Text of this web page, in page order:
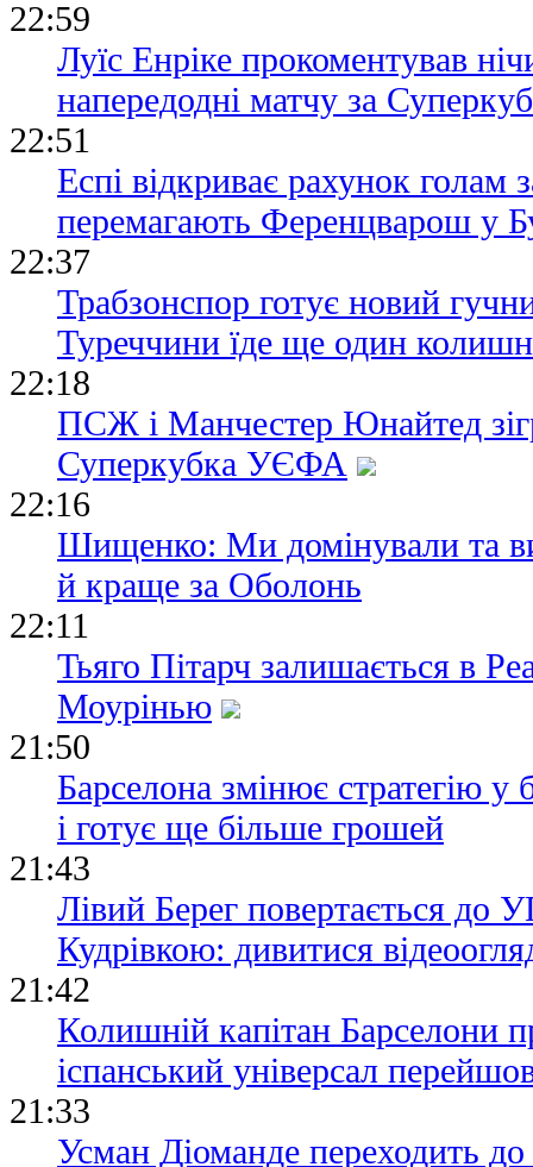
22:59
Луїс Енріке прокоментував
напередодні матчу за
22:51
Еспі відкриває рахунок голам
перемагають Ференцварош у
22:37
Трабзонспор готує новий
Туреччини їде ще один
22:18
ПСЖ і Манчестер Юнайтед
Суперкубка УЄФА
22:16
Шищенко: Ми домінували та
й краще за Оболонь
22:11
Тьяго Пітарч залишається в
Моурінью
21:50
Барселона змінює стратегію у
і готує ще більше грошей
21:43
Лівий Берег повертається до
Кудрівкою: дивитися
21:42
Колишній капітан Барселони
іспанський універсал
21:33
Усман Діоманде переходить